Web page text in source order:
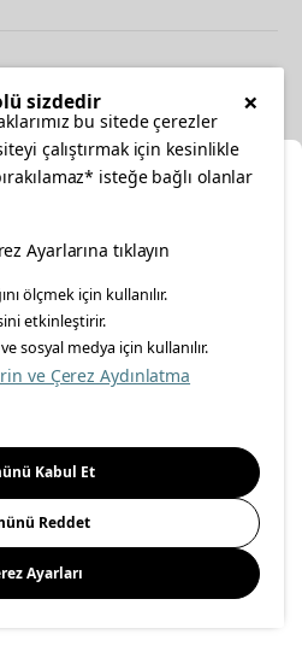
youtube
Sitesi Gizlilik Politikası
size özel hizmet ve
konumuzu seçin.
Kaydet
×
sizdedir
bu sitede çerezler
çalıştırmak için kesinlikle
isteğe bağlı olanlar
Ayarlarına tıklayın
ölçmek için kullanılır.
etkinleştirir.
sosyal medya için kullanılır.
ve Çerez Aydınlatma
Kabul Et
Reddet
Ayarları